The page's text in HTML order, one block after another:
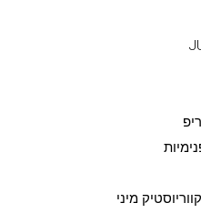
מיני